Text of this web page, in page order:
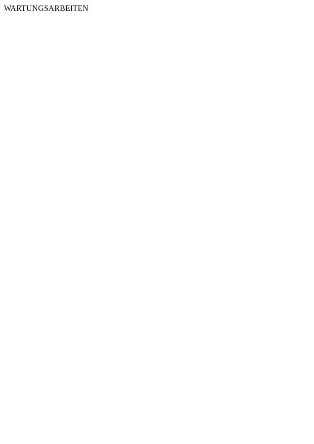
WARTUNGSARBEITEN